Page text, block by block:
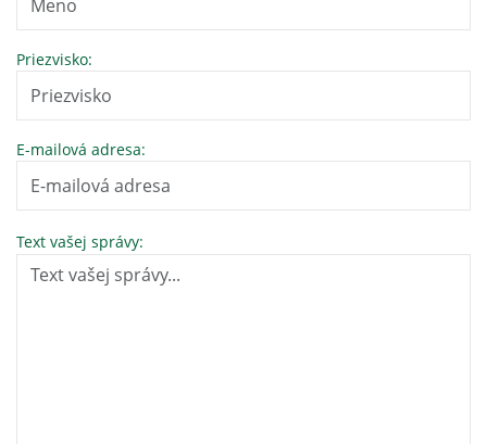
Priezvisko:
E-mailová adresa:
Text vašej správy: